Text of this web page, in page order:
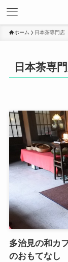
ホーム 日本茶専門店
日本茶専
多治見の和カ
のおもてなし